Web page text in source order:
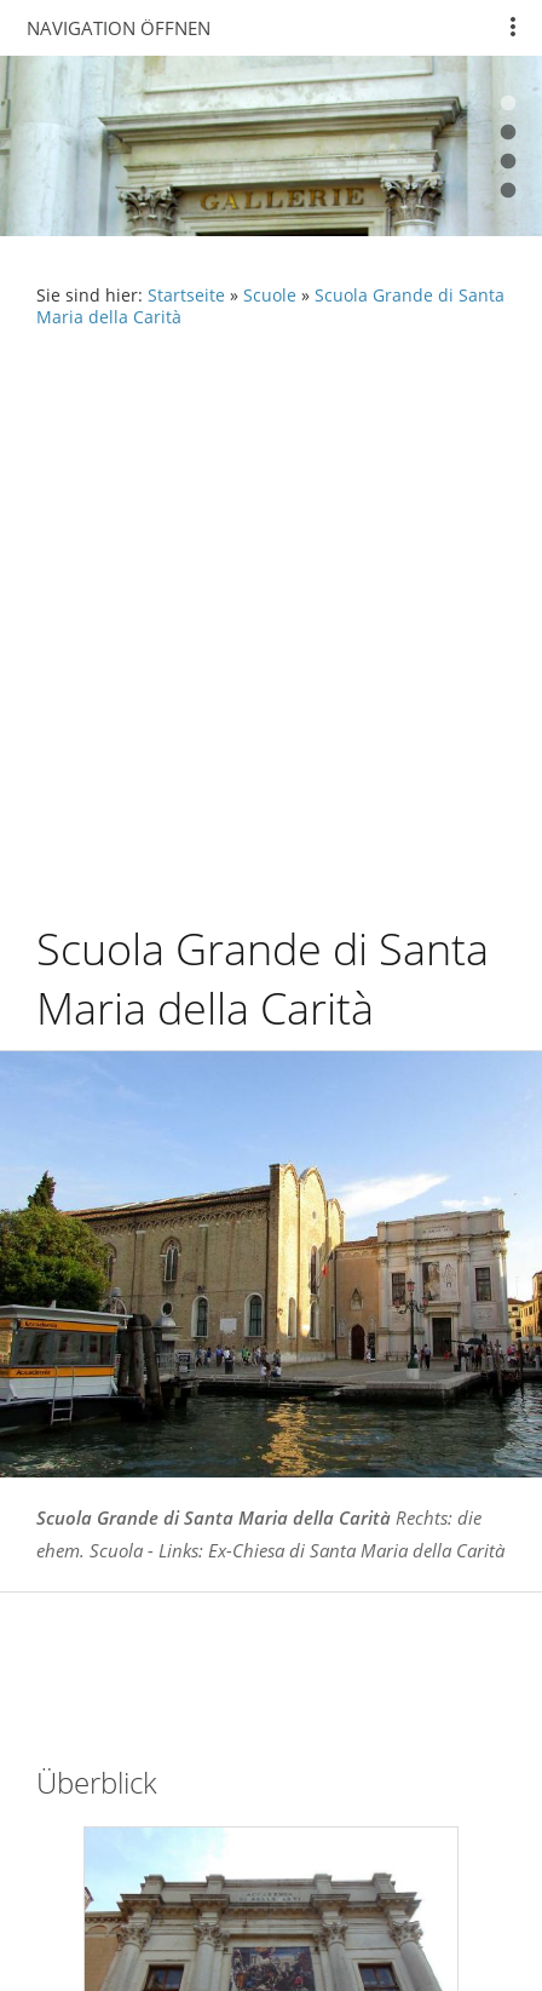
NAVIGATION ÖFFNEN
Sie sind hier: Startseite » Scuole » Scuola Grande di Santa
Maria della Carità
Scuola Grande di Santa
Maria della Carità
Scuola Grande di Santa Maria della Carità Rechts: die
ehem. Scuola - Links: Ex-Chiesa di Santa Maria della Carità
Überblick